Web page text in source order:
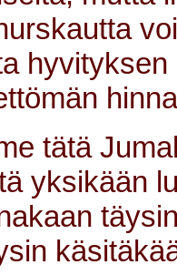
tätä
yksikään